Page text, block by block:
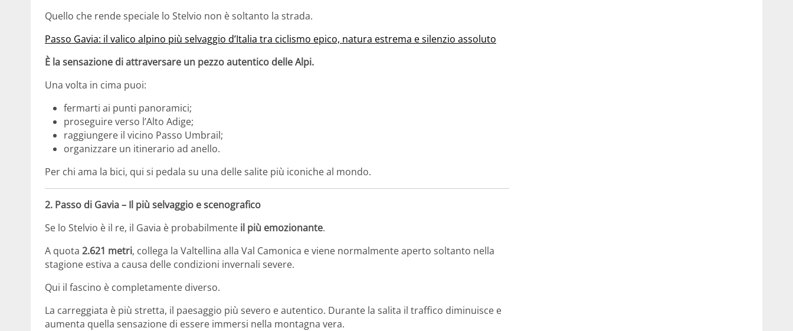
Quello che rende speciale lo Stelvio non è soltanto la strada.
Passo Gavia: il valico alpino più selvaggio d’Italia tra ciclismo epico, natura estrema e silenzio assoluto
È la sensazione di attraversare un pezzo autentico delle Alpi.
Una volta in cima puoi:
fermarti ai punti panoramici;
proseguire verso l’Alto Adige;
raggiungere il vicino Passo Umbrail;
organizzare un itinerario ad anello.
Per chi ama la bici, qui si pedala su una delle salite più iconiche al mondo.
2. Passo di Gavia– Il più selvaggio e scenografico
Se lo Stelvio è il re, il Gavia è probabilmente il più emozionante.
A quota 2.621 metri, collega la Valtellina alla Val Camonica e viene normalmente aperto soltanto nella
stagione estiva a causa delle condizioni invernali severe.
Qui il fascino è completamente diverso.
La carreggiata è più stretta, il paesaggio più severo e autentico. Durante la salita il traffico diminuisce e
aumenta quella sensazione di essere immersi nella montagna vera.